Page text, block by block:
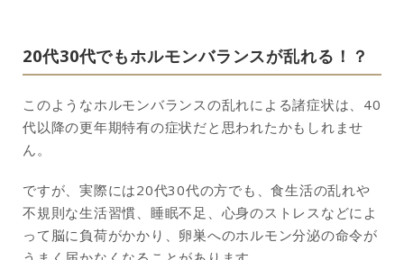
20代30代でもホルモンバランスが乱れる！？
このようなホルモンバランスの乱れによる諸症状は、40
代以降の更年期特有の症状だと思われたかもしれませ
ん。
ですが、実際には20代30代の方でも、食生活の乱れや
不規則な生活習慣、睡眠不足、心身のストレスなどによ
って脳に負荷がかかり、卵巣へのホルモン分泌の命令が